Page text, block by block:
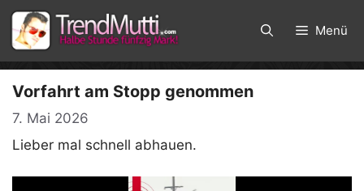
Zum
Inhalt
springen
Menü
Vorfahrt am Stopp genommen
7. Mai 2026
Lieber mal schnell abhauen.